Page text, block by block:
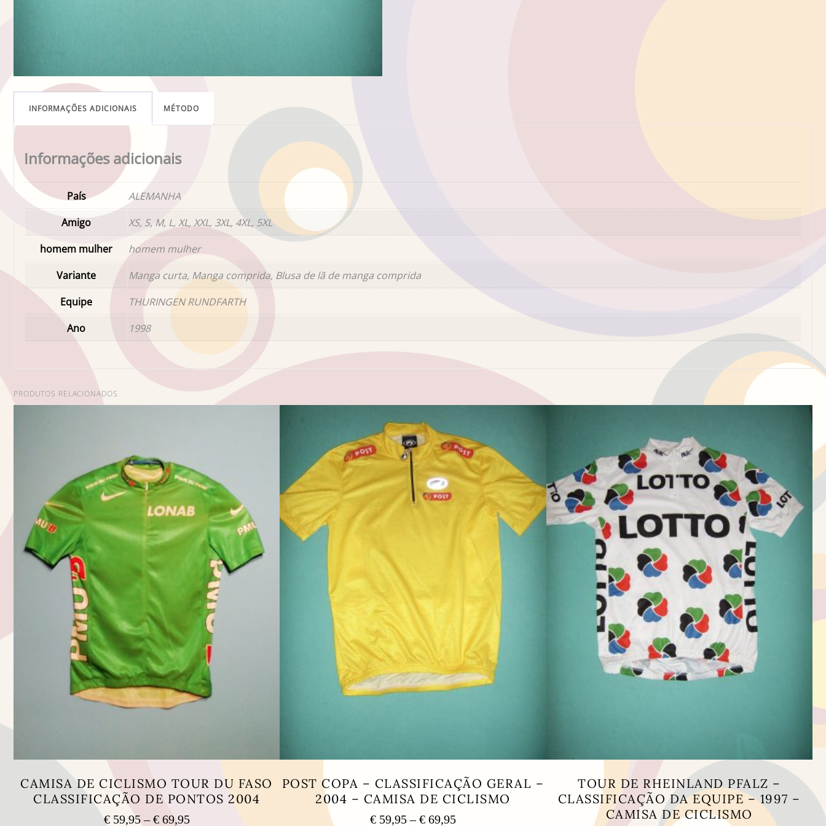
INFORMAÇÕES ADICIONAIS MÉTODO
Informações adicionais
País
ALEMANHA
Amigo
XS, S, M, L, XL, XXL, 3XL, 4XL, 5XL
homem mulher
homem mulher
Variante
Manga curta, Manga comprida, Blusa de lã de manga comprida
Equipe
THURINGEN RUNDFARTH
Ano
1998
PRODUTOS RELACIONADOS
CAMISA DE CICLISMO TOUR DU FASO
CLASSIFICAÇÃO DE PONTOS 2004
€59,95 – €69,95Price
POST COPA – CLASSIFICAÇÃO GERAL –
2004 – CAMISA DE CICLISMO
€59,95 – €69,95Price
TOUR DE RHEINLAND PFALZ –
CLASSIFICAÇÃO DA EQUIPE – 1997 –
CAMISA DE CICLISMO